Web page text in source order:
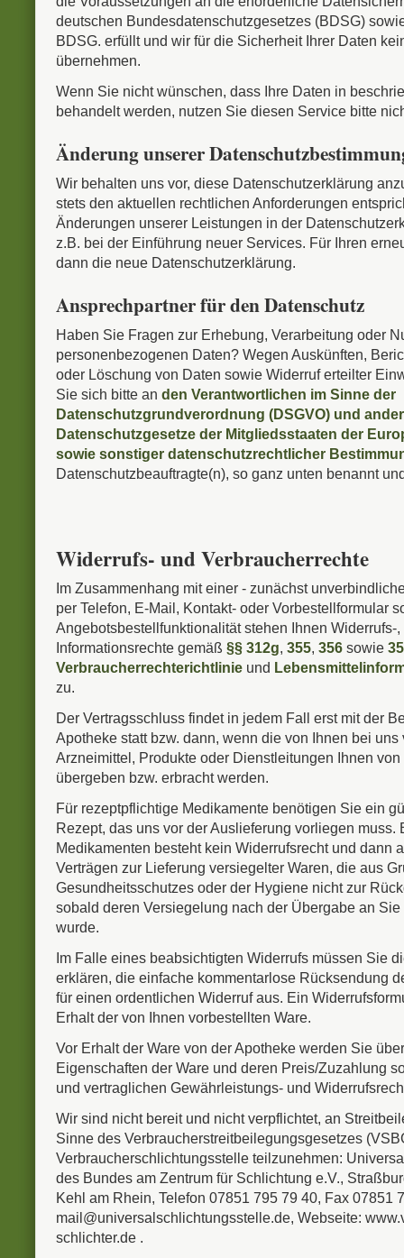
deutschen Bundesdatenschutzgesetzes (BDSG)
BDSG. erfüllt und wir für die Sicherheit Ihrer Daten
übernehmen.
Wenn Sie nicht wünschen, dass Ihre Daten in
behandelt werden, nutzen Sie diesen Service bitte
Änderung unserer
Wir behalten uns vor, diese Datenschutzerklärung
stets den aktuellen rechtlichen Anforderungen
Änderungen unserer Leistungen in der
z.B. bei der Einführung neuer Services. Für Ihren
dann die neue Datenschutzerklärung.
Ansprechpartner für den Datenschutz
Haben Sie Fragen zur Erhebung, Verarbeitung oder
personenbezogenen Daten? Wegen Auskünften,
oder Löschung von Daten sowie Widerruf erteilter
Sie sich bitte an den Verantwortlichen im Sinne der
Datenschutzgrundverordnung (DSGVO) und
Datenschutzgesetze der Mitgliedsstaaten der
sowie sonstiger datenschutzrechtlicher
Datenschutzbeauftragte(n), so ganz unten benannt
Widerrufs- und Verbraucherrechte
Im Zusammenhang mit einer - zunächst
per Telefon, E-Mail, Kontakt- oder Vorbestellformular
Angebotsbestellfunktionalität stehen Ihnen Widerrufs-
Informationsrechte gemäß §§ 312g, 355, 356 sowie
Verbraucherrechterichtlinie und
zu.
Der Vertragsschluss findet in jedem Fall erst mit der
Apotheke statt bzw. dann, wenn die von Ihnen bei uns
Arzneimittel, Produkte oder Dienstleitungen Ihnen
übergeben bzw. erbracht werden.
Für rezeptpflichtige Medikamente benötigen Sie ein
Rezept, das uns vor der Auslieferung vorliegen muss.
Medikamenten besteht kein Widerrufsrecht und dann
Verträgen zur Lieferung versiegelter Waren, die aus
Gesundheitsschutzes oder der Hygiene nicht zur
sobald deren Versiegelung nach der Übergabe an Sie
wurde.
Im Falle eines beabsichtigten Widerrufs müssen Sie
erklären, die einfache kommentarlose Rücksendung
für einen ordentlichen Widerruf aus. Ein
Erhalt der von Ihnen vorbestellten Ware.
Vor Erhalt der Ware von der Apotheke werden Sie
Eigenschaften der Ware und deren Preis/Zuzahlung
und vertraglichen Gewährleistungs- und
Wir sind nicht bereit und nicht verpflichtet, an
Sinne des Verbraucherstreitbeilegungsgesetzes
Verbraucherschlichtungsstelle teilzunehmen:
des Bundes am Zentrum für Schlichtung e.V.,
Kehl am Rhein, Telefon 07851 795 79 40, Fax 07851
mail@universalschlichtungsstelle.de, Webseite:
schlichter.de .